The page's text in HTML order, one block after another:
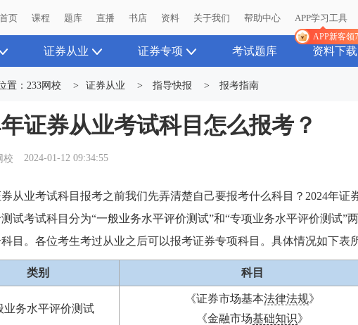
首页 课程 题库 直播 书店 资料 关于我们 帮助中心 APP学习工具
APP新客领
证券从业 证券专项 考试题库 资料下载
置： 233网校 > 证券从业 > 指导快报 > 报考指南
年证券从业考试科目怎么报考？
校 2024-01-12 09:34:55
券从业考试科目报考之前我们先弄清楚自己要报考什么科目？2024年证
试考试科目分为“一般业务水平评价测试”和“专项业务水平评价测试”
目。各位考生考过从业之后可以报考证券专项科目。具体情况如下表
类别 科目
业务水平评价测试
《证券市场基本法律法规》
《金融市场基础知识》